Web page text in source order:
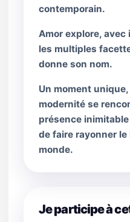
contemporain.
Amor explore,
les multiples
donne son nom.
Un moment
modernité se
présence
de faire rayonner
monde.
Je participe à